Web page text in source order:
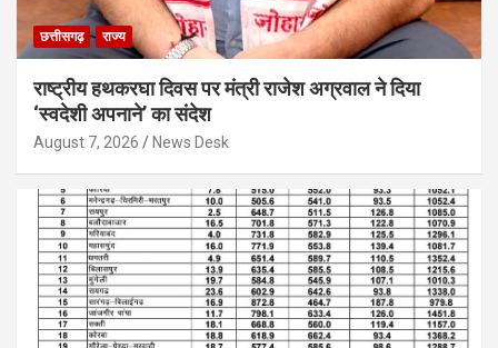
छत्तीसगढ़ राज्य
राष्ट्रीय हथकरघा दिवस पर मंत्री राजेश अग्रवाल ने दिया
‘स्वदेशी अपनाने’ का संदेश
August 7, 2026 News Desk